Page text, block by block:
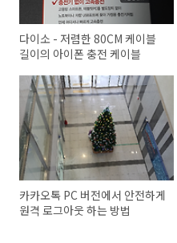
다이소 - 저렴한 80CM 케이블
길이의 아이폰 충전 케이블
카카오톡 PC 버전에서 안전하게
원격 로그아웃 하는 방법